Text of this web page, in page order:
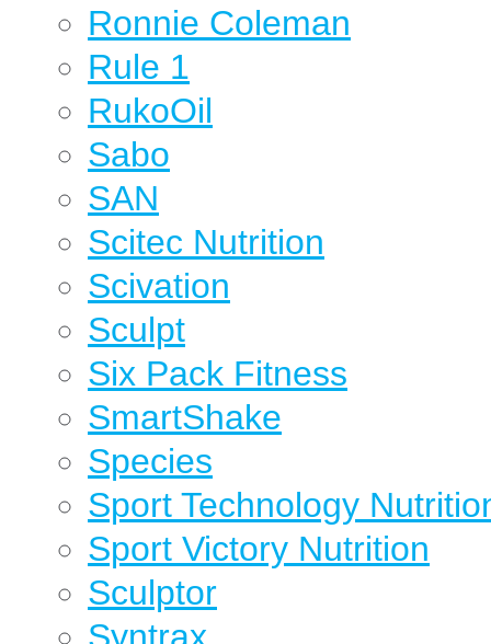
Ronnie Coleman
Rule 1
RukoOil
Sabo
SAN
Scitec Nutrition
Scivation
Sculpt
Six Pack Fitness
SmartShake
Species
Sport Technology
Sport Victory Nutrition
Sculptor
Syntrax